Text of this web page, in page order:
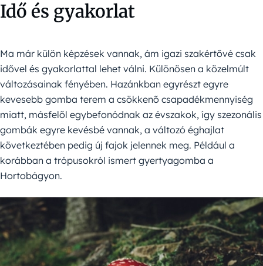
Idő és gyakorlat
Ma már külön képzések vannak, ám igazi szakértővé csak
idővel és gyakorlattal lehet válni. Különösen a közelmúlt
változásainak fényében. Hazánkban egyrészt egyre
kevesebb gomba terem a csökkenő csapadékmennyiség
miatt, másfelől egybefonódnak az évszakok, így szezonális
gombák egyre kevésbé vannak, a változó éghajlat
következtében pedig új fajok jelennek meg. Például a
korábban a trópusokról ismert gyertyagomba a
Hortobágyon.